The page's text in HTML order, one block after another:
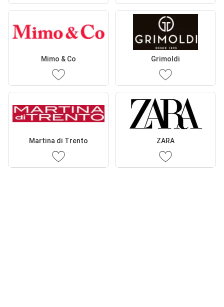
Mimo & Co Grimoldi
Martina di Trento ZARA